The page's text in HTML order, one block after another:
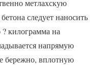
метлахскую
следует наносить
килограмма на
напрямую
бережно, вплотную